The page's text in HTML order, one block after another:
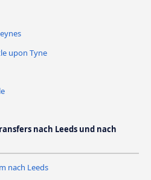
upon Tyne
nach Leeds und nach
nach Leeds